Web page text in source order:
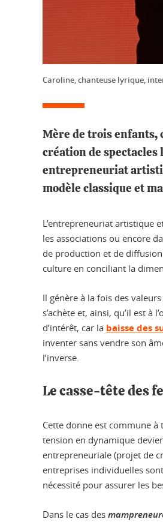
Caroline, chanteuse lyrique,
Mère de trois enfants,
création de
entrepreneuriat
modèle classique et
L’entrepreneuriat artistique
les associations ou encore
de production et de
culture en conciliant la
Il génère à la fois des
s’achète et, ainsi, qu’il est à
d’intérêt, car la baisse des
inventer sans vendre son
l’inverse.
Le casse-tête des
Cette donne est commune
tension en dynamique
entrepreneuriale (projet de
entreprises individuelles
nécessité pour assurer les
Dans le cas des